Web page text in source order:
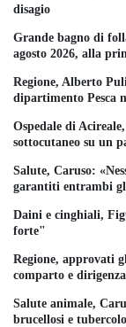
disagio
Grande bagno di
agosto 2026, alla
Regione, Alberto
dipartimento Pesca
Ospedale di
sottocutaneo su un
Salute, Caruso:
garantiti entrambi
Daini e cinghiali,
forte"
Regione, approvati
comparto e dirigenza
Salute animale,
brucellosi e